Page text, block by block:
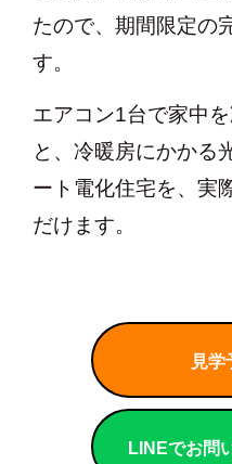
たので、期間限定の
す。
エアコン1台で家中
と、冷暖房にかかる
ート電化住宅を、実
だけます。
見学
LINEでお問